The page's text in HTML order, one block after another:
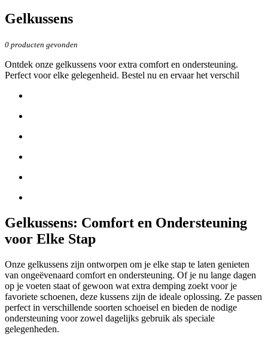
Gelkussens
0 producten gevonden
Ontdek onze gelkussens voor extra comfort en ondersteuning.
Perfect voor elke gelegenheid. Bestel nu en ervaar het verschil
Gelkussens: Comfort en Ondersteuning
voor Elke Stap
Onze gelkussens zijn ontworpen om je elke stap te laten genieten
van ongeëvenaard comfort en ondersteuning. Of je nu lange dagen
op je voeten staat of gewoon wat extra demping zoekt voor je
favoriete schoenen, deze kussens zijn de ideale oplossing. Ze passen
perfect in verschillende soorten schoeisel en bieden de nodige
ondersteuning voor zowel dagelijks gebruik als speciale
gelegenheden.